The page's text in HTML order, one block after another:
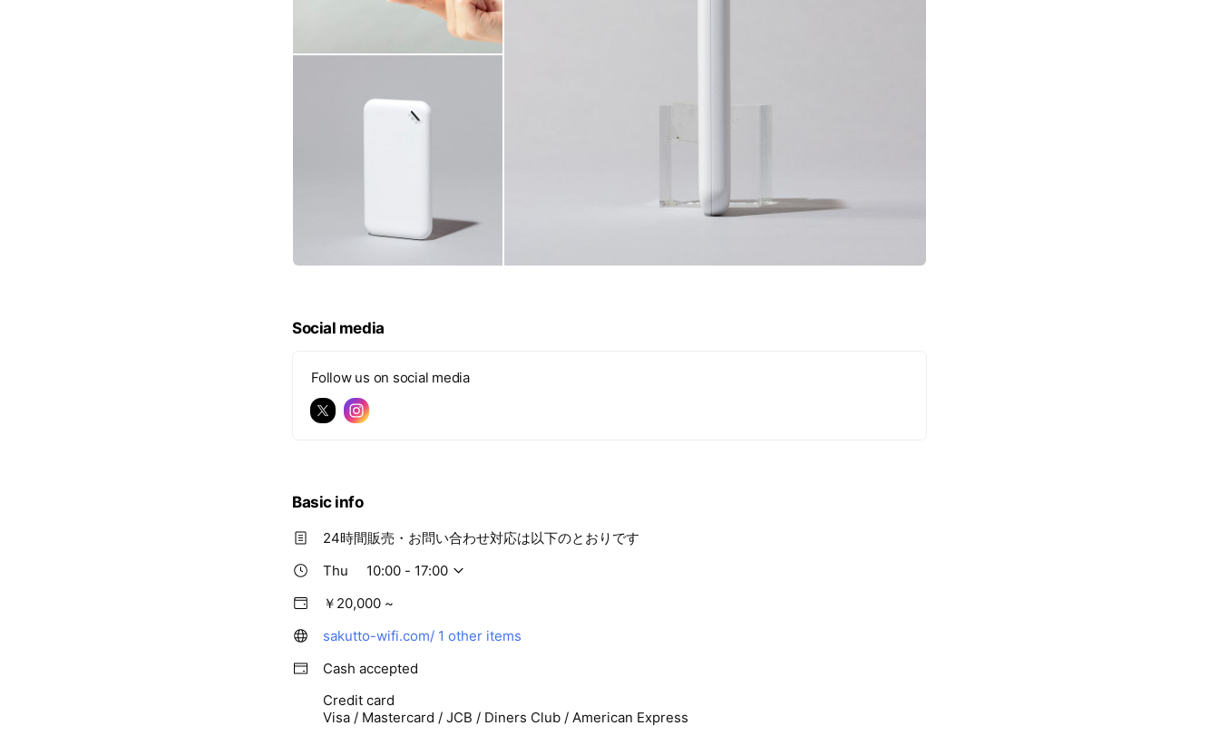
Social media
Follow us on social media
Basic info
24時間販売・お問い合わせ対応は以下のとおりです
Thu
10:00 - 17:00
￥20,000 ~
sakutto-wifi.com/ 1 other items
Cash accepted
Credit card
Visa / Mastercard / JCB / Diners Club / American Express